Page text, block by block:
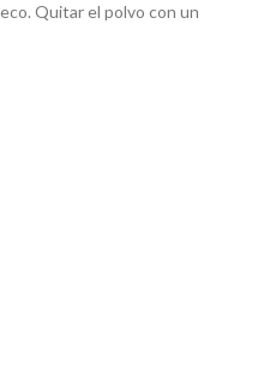
Quitar el polvo con un